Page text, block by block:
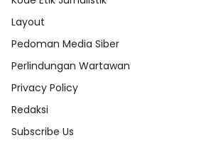
Layout
Pedoman Media Siber
Perlindungan Wartawan
Privacy Policy
Redaksi
Subscribe Us